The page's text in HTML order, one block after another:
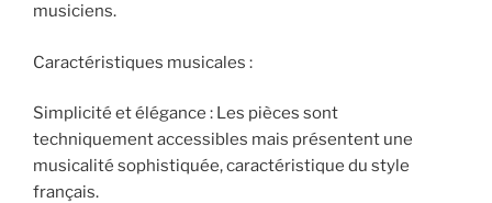
musiciens.
Caractéristiques musicales :
Simplicité et élégance : Les pièces sont
techniquement accessibles mais présentent une
musicalité sophistiquée, caractéristique du style
français.